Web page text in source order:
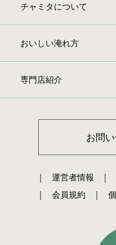
チャミタについて
おいしい淹れ方
専門店紹介
お問
運営者情報
会員規約